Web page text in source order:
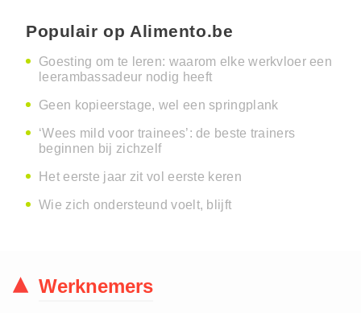
Populair op Alimento.be
Goesting om te leren: waarom elke werkvloer een
leerambassadeur nodig heeft
Geen kopieerstage, wel een springplank
‘Wees mild voor trainees’: de beste trainers
beginnen bij zichzelf
Het eerste jaar zit vol eerste keren
Wie zich ondersteund voelt, blijft
Werknemers